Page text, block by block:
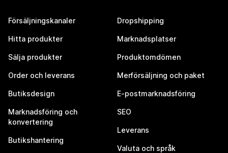
Försäljningskanaler
Hitta produkter
Sälja produkter
Order och leverans
Butiksdesign
Marknadsföring och
konvertering
Butikshantering
Dropshipping
Marknadsplatser
Produktomdömen
Merförsäljning och paket
E-postmarknadsföring
SEO
Leverans
Valuta och språk